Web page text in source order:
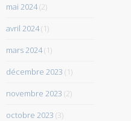
mai 2024(2)
avril 2024(1)
mars 2024(1)
décembre 2023 (1)
novembre 2023 (2)
octobre 2023 (3)